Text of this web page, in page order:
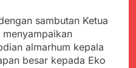
Buku Simi
Diduga Kuat
Inspektorat Kab,
Sukabumi
menyalahgunakan
Juli 19, 2024
Tahun Ajaran
sambutan Ketua
menyampaikan
almarhum kepala
besar kepada Eko